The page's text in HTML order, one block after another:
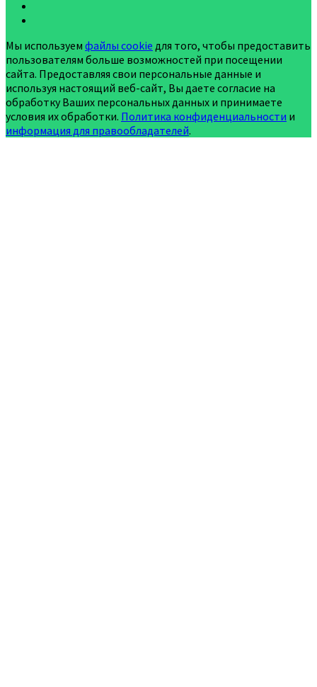
Мы используем файлы cookie для того, чтобы предоставить
пользователям больше возможностей при посещении
сайта. Предоставляя свои персональные данные и
используя настоящий веб-сайт, Вы даете согласие на
обработку Ваших персональных данных и принимаете
условия их обработки. Политика конфиденциальности и
информация для правообладателей.